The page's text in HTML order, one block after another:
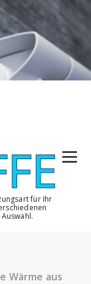
für Ihr
Wärme aus